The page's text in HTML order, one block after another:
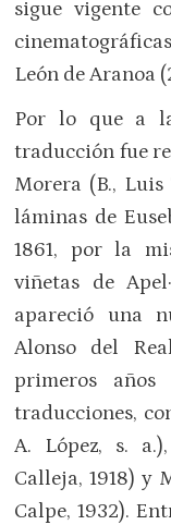
sigue vigente
León de Aranoa
Por lo que a
traducción fue
Morera (B., Luis
láminas de
1861, por la
viñetas de
apareció una
Alonso del
primeros
traducciones,
A. López, s.
Calleja, 1918) y
Calpe, 1932).